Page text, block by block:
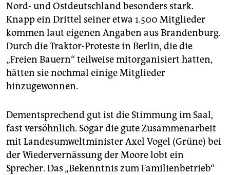
Nord- und Ostdeutschland besonders stark.
Knapp ein Drittel seiner etwa 1.500 Mitglieder
kommen laut eigenen Angaben aus Brandenburg.
Durch die Traktor-Proteste in Berlin, die die
„Freien Bauern“ teilweise mitorganisiert hatten,
hätten sie nochmal einige Mitglieder
hinzugewonnen.
Dementsprechend gut ist die Stimmung im Saal,
fast versöhnlich. Sogar die gute Zusammenarbeit
mit Landesumweltminister Axel Vogel (Grüne) bei
der Wiedervernässung der Moore lobt ein
Sprecher. Das „Bekenntnis zum Familienbetrieb“